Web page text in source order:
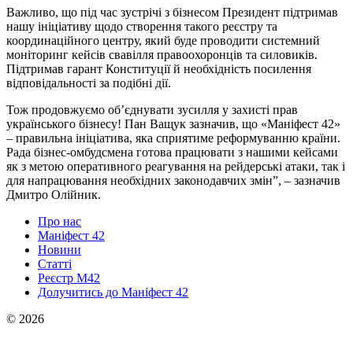
Важливо, що під час зустрічі з бізнесом Президент підтримав
нашу ініціативу щодо створення такого реєстру та
координаційного центру, який буде проводити системний
моніторинг кейсів свавілля правоохоронців та силовиків.
Підтримав гарант Конституції й необхідність посилення
відповідальності за подібні дії.
Тож продовжуємо об’єднувати зусилля у захисті прав
українського бізнесу! Пан Ващук зазначив, що «Маніфест 42»
– правильна ініціатива, яка сприятиме реформуванню країни.
Рада бізнес-омбудсмена готова працювати з нашими кейсами
як з метою оперативного реагування на рейдерські атаки, так і
для напрацювання необхідних законодавчих змін”, – зазначив
Дмитро Олійник.
Про нас
Маніфест 42
Новини
Статті
Реєстр М42
Долучитись до Маніфест 42
© 2026